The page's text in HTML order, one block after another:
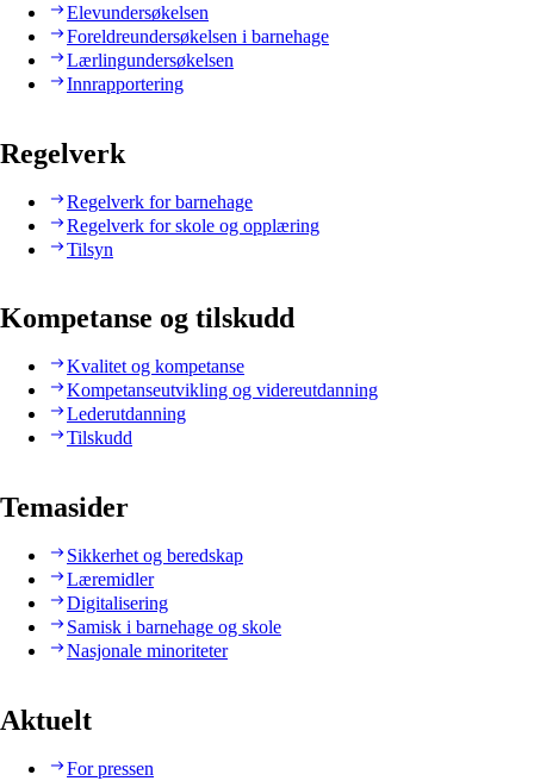
Elevundersøkelsen
Foreldreundersøkelsen i barnehage
Lærlingundersøkelsen
Innrapportering
Regelverk
Regelverk for barnehage
Regelverk for skole og opplæring
Tilsyn
Kompetanse og tilskudd
Kvalitet og kompetanse
Kompetanseutvikling og videreutdanning
Lederutdanning
Tilskudd
Temasider
Sikkerhet og beredskap
Læremidler
Digitalisering
Samisk i barnehage og skole
Nasjonale minoriteter
Aktuelt
For pressen